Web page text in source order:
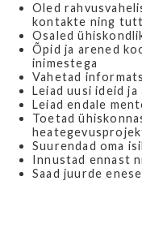
Oled
kontakte ning
Osaled
Õpid ja arened
inimestega
Vahetad
Leiad uusi ideid ja
Leiad endale
Toetad
Suurendad oma
Innustad ennast
Saad juurde